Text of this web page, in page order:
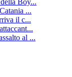
...
il c...
al ...